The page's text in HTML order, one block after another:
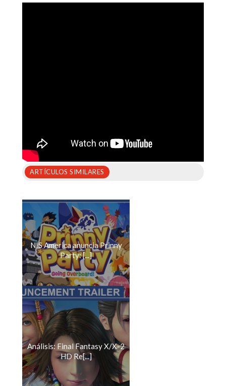
ARTÍCULOS SIMILARES
NIS America anuncia Prinny
Party: [...]
Análisis: Final Fantasy X/X-2
HD Re[...]